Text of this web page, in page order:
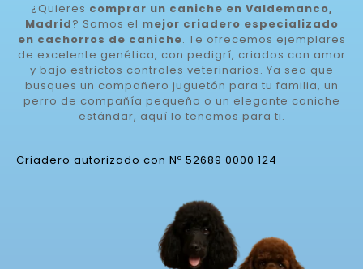
¿Quieres comprar un caniche en Valdemanco,
Madrid? Somos el mejor criadero especializado
en cachorros de caniche. Te ofrecemos ejemplares
de excelente genética, con pedigrí, criados con amor
y bajo estrictos controles veterinarios. Ya sea que
busques un compañero juguetón para tu familia, un
perro de compañía pequeño o un elegante caniche
estándar, aquí lo tenemos para ti.
Criadero autorizado con Nº 52689 0000 124